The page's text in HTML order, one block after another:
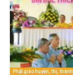
Phật giáo huyện, thị, thành